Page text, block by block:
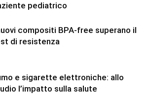
pediatrico
compositi BPA-free superano il
di resistenza
e sigarette elettroniche: allo
l’impatto sulla salute